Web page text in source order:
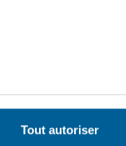
Tout autoriser
sports, de la